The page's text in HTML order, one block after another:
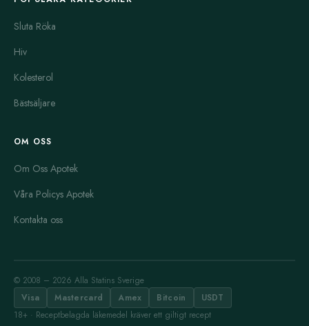
Sluta Röka
Hiv
Kolesterol
Bästsäljare
OM OSS
Om Oss Apotek
Våra Policys Apotek
Kontakta oss
© 2008 – 2026 Alla Statins Sverige
Visa
Mastercard Amex Bitcoin
USDT
18+ · Receptbelagda läkemedel kräver ett giltigt recept